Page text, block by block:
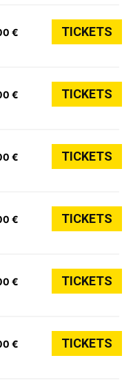
€ TICKETS
€ TICKETS
€ TICKETS
€ TICKETS
€ TICKETS
€ TICKETS